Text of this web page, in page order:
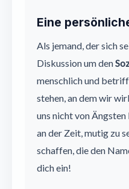
Eine
Als jemand, der sich
Diskussion um den
menschlich und
stehen, an dem wir
uns nicht von
an der Zeit, mutig zu
schaffen, die den
dich ein!